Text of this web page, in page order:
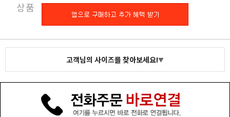
상품 구니
고객님의 사이즈를 찾아보세요!▼